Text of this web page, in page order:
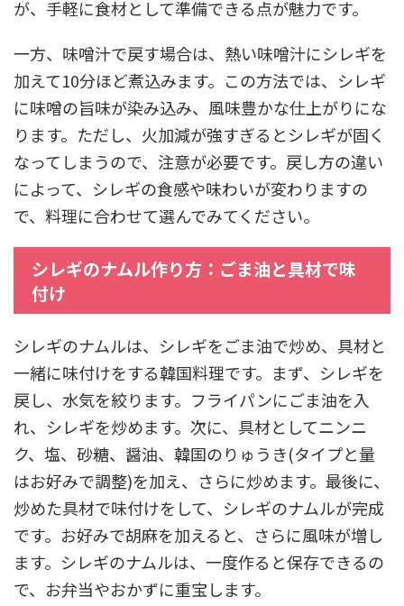
が、手軽に食材として準備できる点が魅力です。
一方、味噌汁で戻す場合は、熱い味噌汁にシレギを
加えて10分ほど煮込みます。この方法では、シレギ
に味噌の旨味が染み込み、風味豊かな仕上がりにな
ります。ただし、火加減が強すぎるとシレギが固く
なってしまうので、注意が必要です。戻し方の違い
によって、シレギの食感や味わいが変わりますの
で、料理に合わせて選んでみてください。
シレギのナムル作り方：ごま油と具材で味
付け
シレギのナムルは、シレギをごま油で炒め、具材と
一緒に味付けをする韓国料理です。まず、シレギを
戻し、水気を絞ります。フライパンにごま油を入
れ、シレギを炒めます。次に、具材としてニンニ
ク、塩、砂糖、醤油、韓国のりゅうき(タイプと量
はお好みで調整)を加え、さらに炒めます。最後に、
炒めた具材で味付けをして、シレギのナムルが完成
です。お好みで胡麻を加えると、さらに風味が増し
ます。シレギのナムルは、一度作ると保存できるの
で、お弁当やおかずに重宝します。